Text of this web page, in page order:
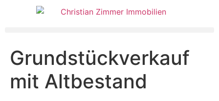
Grundstückverkauf
mit Altbestand